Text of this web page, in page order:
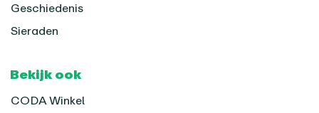
Geschiedenis
Sieraden
Bekijk ook
CODA Winkel